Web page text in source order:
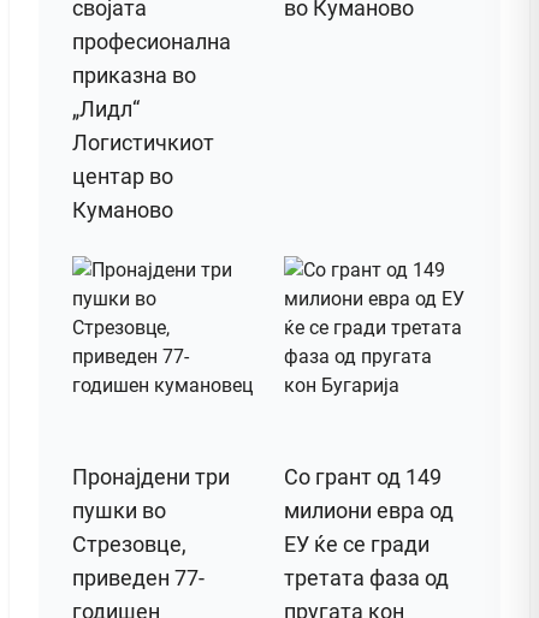
својата
професионална
приказна во
„Лидл“
Логистичкиот
центар во
Куманово
во Куманово
Пронајдени три
пушки во
Стрезовце,
приведен 77-
годишен
Со грант од 149
милиони евра од
ЕУ ќе се гради
третата фаза од
пругата кон